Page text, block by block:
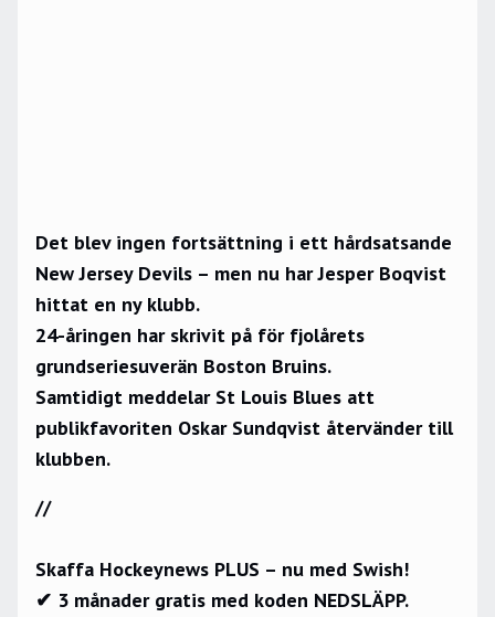
Det blev ingen fortsättning i ett hårdsatsande
New Jersey Devils – men nu har Jesper Boqvist
hittat en ny klubb.
24-åringen har skrivit på för fjolårets
grundseriesuverän Boston Bruins.
Samtidigt meddelar St Louis Blues att
publikfavoriten Oskar Sundqvist återvänder till
klubben.
//
Skaffa Hockeynews PLUS – nu med Swish!
✔ 3 månader gratis med koden NEDSLÄPP.